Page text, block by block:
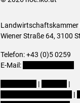
Landwirtschaftskammer
Wiener Straße 64, 3100
Telefon: +43 (0)5 0259
E-Mail:
|
|
|